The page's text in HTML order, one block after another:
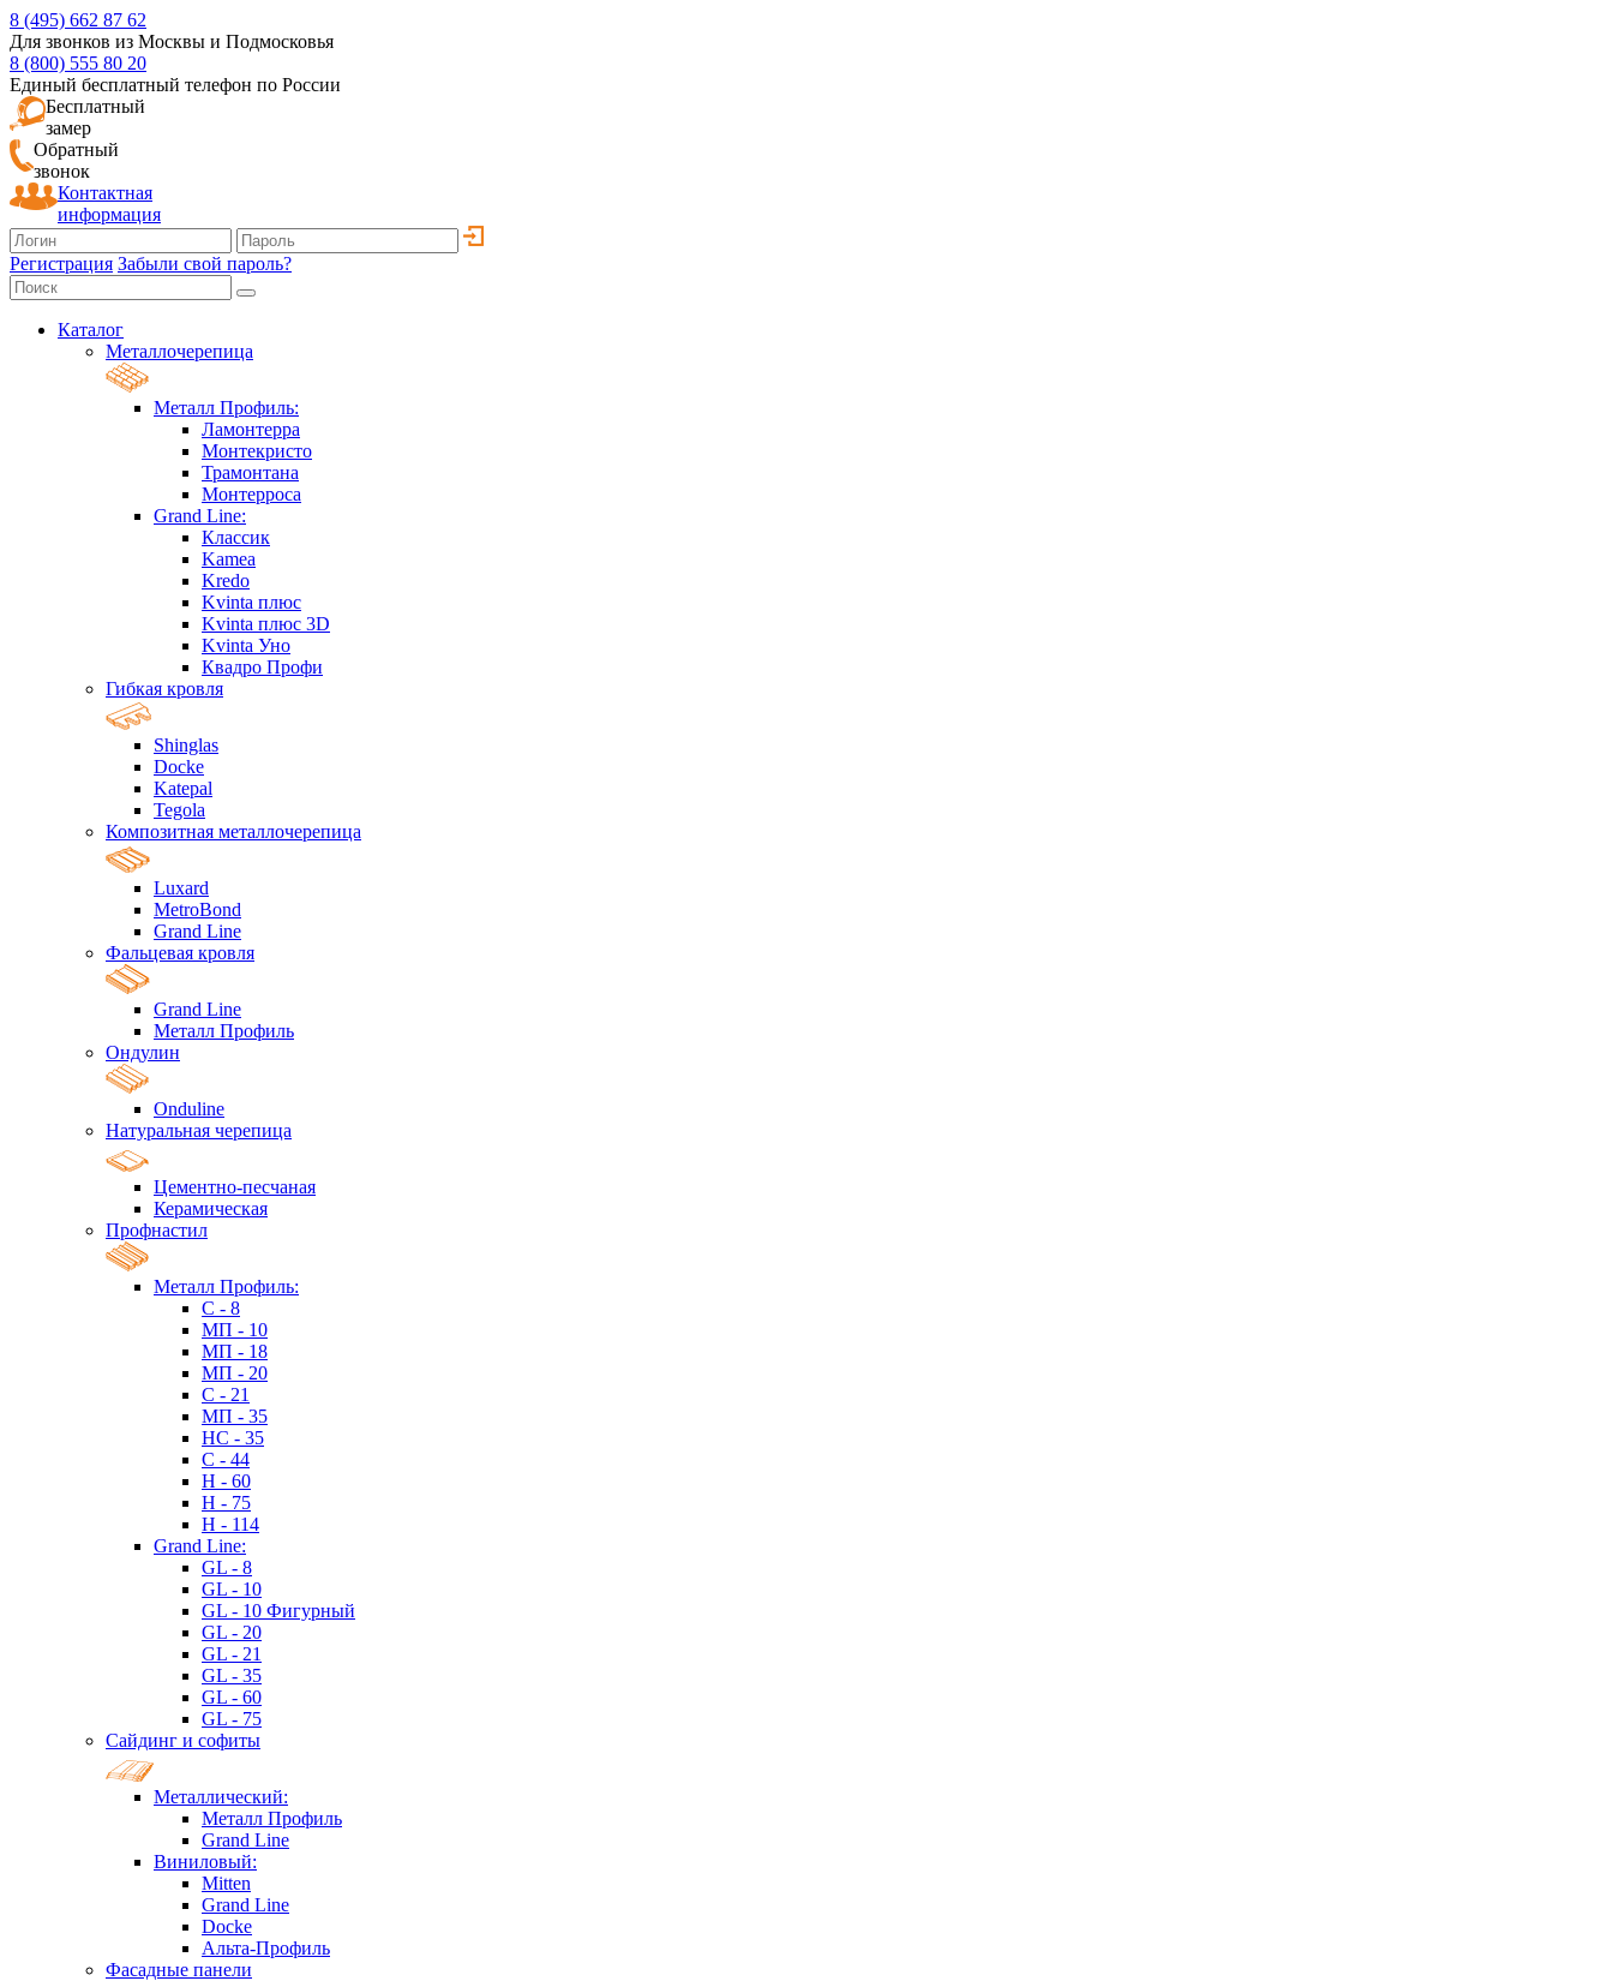
8 (495) 662 87 62
Для звонков из Москвы и Подмосковья
8 (800) 555 80 20
Единый бесплатный телефон по России
Бесплатный
замер
Обратный
звонок
Контактная
информация
Регистрация Забыли свой пароль?
Каталог
Металлочерепица
Металл Профиль:
Ламонтерра
Монтекристо
Трамонтана
Монтерроса
Grand Line:
Классик
Kamea
Kredo
Kvinta плюс
Kvinta плюс 3D
Kvinta Уно
Квадро Профи
Гибкая кровля
Shinglas
Docke
Katepal
Tegola
Композитная металлочерепица
Luxard
MetroBond
Grand Line
Фальцевая кровля
Grand Line
Металл Профиль
Ондулин
Onduline
Натуральная черепица
Цементно-песчаная
Керамическая
Профнастил
Металл Профиль:
C - 8
МП - 10
МП - 18
МП - 20
C - 21
МП - 35
HC - 35
C - 44
H - 60
H - 75
H - 114
Grand Line:
GL - 8
GL - 10
GL - 10 Фигурный
GL - 20
GL - 21
GL - 35
GL - 60
GL - 75
Сайдинг и софиты
Металлический:
Металл Профиль
Grand Line
Виниловый:
Mitten
Grand Line
Docke
Альта-Профиль
Фасадные панели